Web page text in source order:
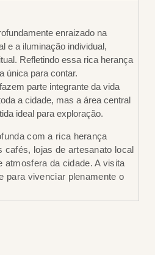
enraizado na
e a iluminação individual,
Refletindo essa rica herança
única para contar.
parte integrante da vida
a cidade, mas a área central
ideal para exploração.
com a rica herança
cafés, lojas de artesanato local
atmosfera da cidade. A visita
para vivenciar plenamente o